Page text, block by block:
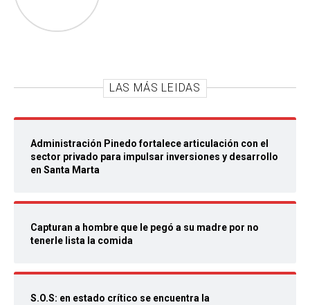
LAS MÁS LEIDAS
Administración Pinedo fortalece articulación con el
sector privado para impulsar inversiones y desarrollo
en Santa Marta
Capturan a hombre que le pegó a su madre por no
tenerle lista la comida
S.O.S: en estado crítico se encuentra la